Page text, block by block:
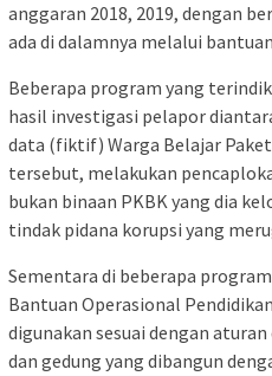
anggaran 2018, 2019, dengan
ada di dalamnya melalui
Beberapa program yang
hasil investigasi pelapor
data (fiktif) Warga Belajar Paket
tersebut, melakukan
bukan binaan PKBK yang dia
tindak pidana korupsi yang
Sementara di beberapa
Bantuan Operasional
digunakan sesuai dengan
dan gedung yang dibangun